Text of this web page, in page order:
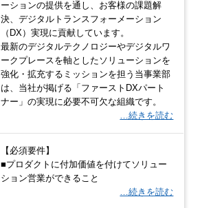
ーションの提供を通し、お客様の課題解
決、デジタルトランスフォーメーション
（DX）実現に貢献しています。
最新のデジタルテクノロジーやデジタルワ
ークプレースを軸としたソリューションを
強化・拡充するミッションを担う当事業部
は、当社が掲げる「ファーストDXパート
ナー」の実現に必要不可欠な組織です。
…続きを読む
【必須要件】
■プロダクトに付加価値を付けてソリュー
ション営業ができること
…続きを読む